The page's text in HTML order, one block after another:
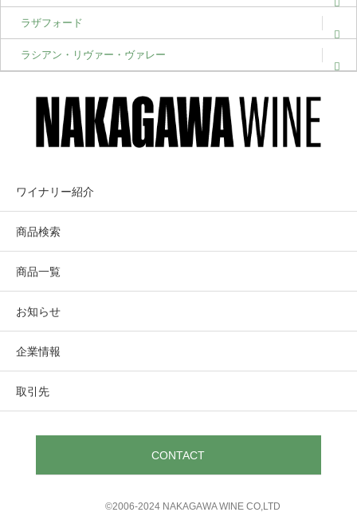
ラザフォード
ラシアン・リヴァー・ヴァレー
ワイナリー紹介
商品検索
商品一覧
お知らせ
企業情報
取引先
CONTACT
©︎2006-2024 NAKAGAWA WINE CO,LTD